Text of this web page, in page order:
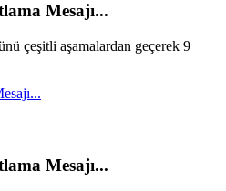
Mesajı...
çeşitli aşamalardan geçerek 9
Mesajı...